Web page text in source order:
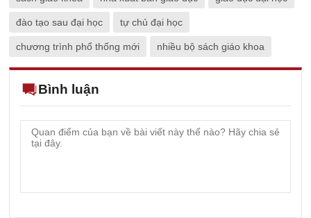
đào tạo sau đại học tự chủ đại học
chương trình phổ thống mới nhiều bộ sách giáo khoa
Bình luận